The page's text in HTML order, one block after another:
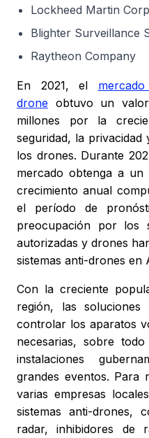
Lockheed Martin
Blighter Surveillance
Raytheon Company
En 2021, el
drone obtuvo un
millones por la
seguridad, la privacidad
los drones. Durante
mercado obtenga a
crecimiento anual
el período de
preocupación por los
autorizadas y drones
sistemas anti-drones en
Con la creciente
región, las
controlar los aparatos
necesarias, sobre
instalaciones
grandes eventos. Para
varias empresas
sistemas anti-drones,
radar, inhibidores de